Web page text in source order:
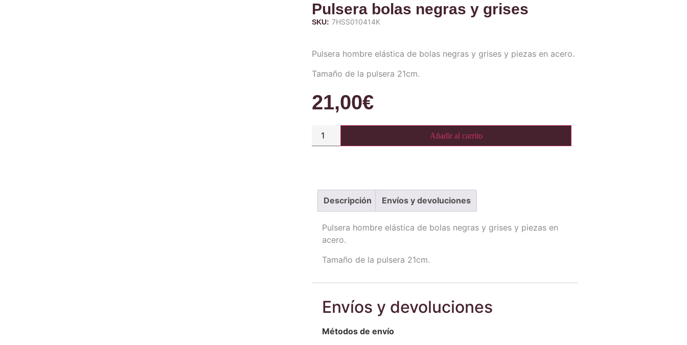
Pulsera bolas negras y grises
SKU: 7HSS010414K
Pulsera hombre elástica de bolas negras y grises y piezas en acero.
Tamaño de la pulsera 21cm.
21,00€
Añadir al carrito
Descripción Envíos y devoluciones
Pulsera hombre elástica de bolas negras y grises y piezas en
acero.
Tamaño de la pulsera 21cm.
Envíos y devoluciones
Métodos de envío